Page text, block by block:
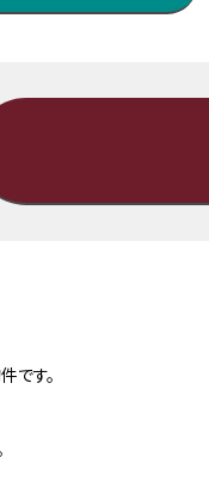
です。